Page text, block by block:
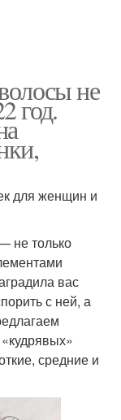
не
год.
для женщин и
не только
вас
с ней, а
средние и